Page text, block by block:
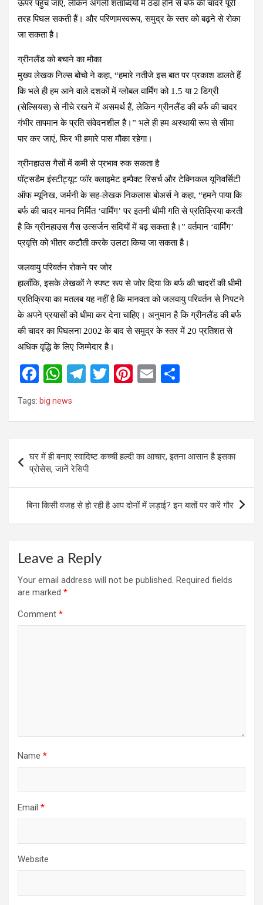
ऊपर पहुंच जाए, लेकिन अगली शताब्दियों में ठंडा होने से बर्फ की चादरें पूरी
तरह पिघल सकती हैं। और परिणामस्वरूप, समुद्र के स्तर को बढ़ने से रोका
जा सकता है।
ग्रीनलैंड को बचाने का मौका
मुख्य लेखक निल्स बोचो ने कहा, “हमारे नतीजे इस बात पर प्रकाश डालते हैं
कि भले ही हम आने वाले दशकों में ग्लोबल वार्मिंग को 1.5 या 2 डिग्री
(सेल्सियस) से नीचे रखने में असमर्थ हैं, लेकिन ग्रीनलैंड की बर्फ की चादर
गंभीर तापमान के प्रति संवेदनशील है।” भले ही हम अस्थायी रूप से सीमा
पार कर जाएं, फिर भी हमारे पास मौका रहेगा।
ग्रीनहाउस गैसों में कमी से प्रभाव रुक सकता है
पॉट्सडैम इंस्टीट्यूट फॉर क्लाइमेट इम्पैक्ट रिसर्च और टेक्निकल यूनिवर्सिटी
ऑफ म्यूनिख, जर्मनी के सह-लेखक निकलास बोअर्स ने कहा, “हमने पाया कि
बर्फ की चादर मानव निर्मित ‘वार्मिंग’ पर इतनी धीमी गति से प्रतिक्रिया करती
है कि ग्रीनहाउस गैस उत्सर्जन सदियों में बढ़ सकता है।” वर्तमान ‘वार्मिंग’
प्रवृत्ति को भीतर कटौती करके उलटा किया जा सकता है।
जलवायु परिवर्तन रोकने पर जोर
हालाँकि, इसके लेखकों ने स्पष्ट रूप से जोर दिया कि बर्फ की चादरों की धीमी
प्रतिक्रिया का मतलब यह नहीं है कि मानवता को जलवायु परिवर्तन से निपटने
के अपने प्रयासों को धीमा कर देना चाहिए। अनुमान है कि ग्रीनलैंड की बर्फ
की चादर का पिघलना 2002 के बाद से समुद्र के स्तर में 20 प्रतिशत से
अधिक वृद्धि के लिए जिम्मेदार है।
F
a
ce
o
o
k
W
at
A
p
p
T
a
m
T
Pi
t
E
Tags: big news
navigation
घर में ही बनाए स्वादिष्ट कच्ची हल्दी का आचार, इतना आसान है इसका
प्रोसेस, जानें रेसिपी
बिना किसी वजह से हो रही है आप दोनों में लड़ाई? इन बातों पर करें गौर
Leave a Reply
Your email address will not be published. Required fields
are marked *
Comment *
Name *
Email *
Website